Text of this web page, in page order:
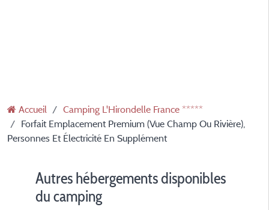
Accueil
Camping L'Hirondelle France *****
Forfait Emplacement Premium (Vue Champ Ou Rivière),
Personnes Et Électricité En Supplément
Autres hébergements disponibles
du camping